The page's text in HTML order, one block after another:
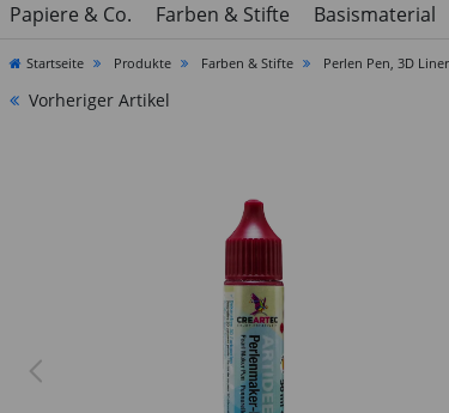
Papiere & Co.
Farben & Stifte Basismaterial
Startseite Produkte Farben & Stifte Perlen Pen, 3D
Vorheriger Artikel